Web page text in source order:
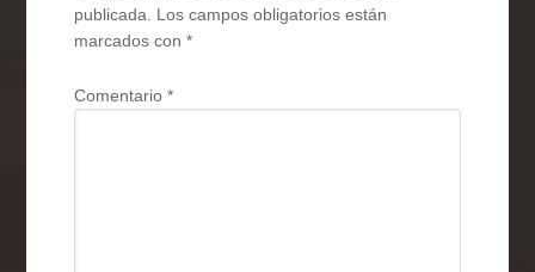
publicada. Los campos obligatorios están
marcados con*
Comentario*